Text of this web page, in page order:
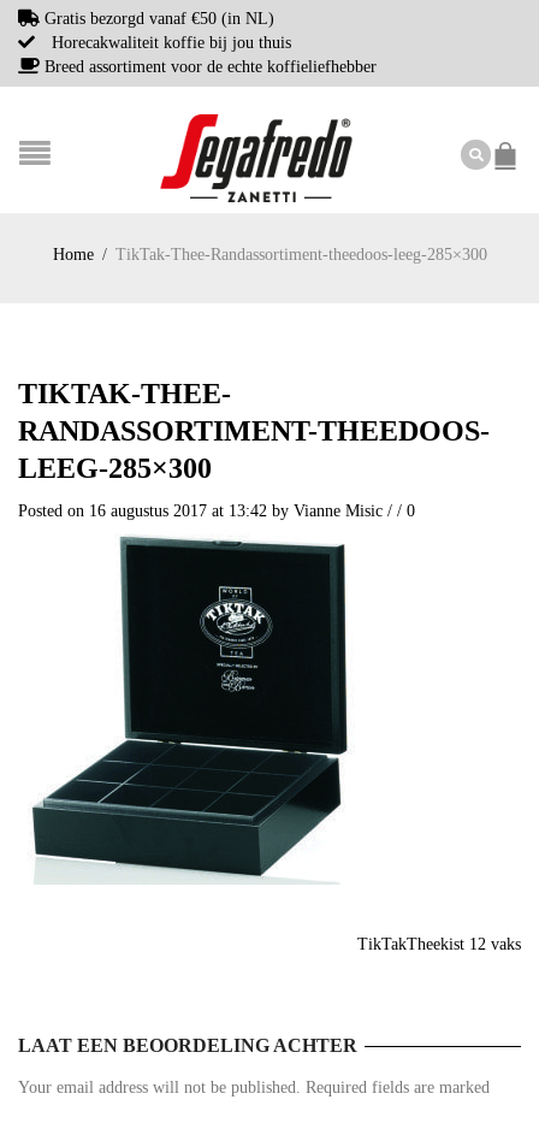
Gratis bezorgd vanaf €50 (in NL)
Horecakwaliteit koffie bij jou thuis
Breed assortiment voor de echte koffieliefhebber
Home / TikTak-Thee-Randassortiment-theedoos-leeg-285×300
TIKTAK-THEE-
RANDASSORTIMENT-THEEDOOS-
LEEG-285×300
Posted on 16 augustus 2017 at 13:42 by Vianne Misic / / 0
TikTakTheekist 12 vaks
LAAT EEN BEOORDELING ACHTER
Your email address will not be published. Required fields are marked